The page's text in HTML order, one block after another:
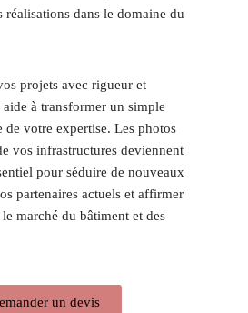
réalisations dans le domaine du
projets avec rigueur et
à transformer un simple
de votre expertise. Les photos
vos infrastructures deviennent
pour séduire de nouveaux
partenaires actuels et affirmer
marché du bâtiment et des
un devis